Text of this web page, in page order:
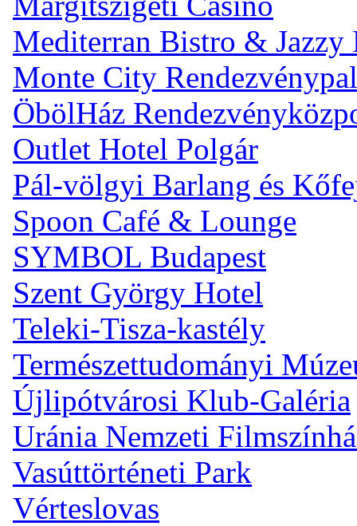
Mediterran Bistro & Jazzy
Monte City
ÖbölHáz
Outlet Hotel Polgár
Pál-völgyi Barlang és
Spoon Café & Lounge
SYMBOL Budapest
Szent György Hotel
Teleki-Tisza-kastély
Természettudományi
Újlipótvárosi Klub-Galéria
Uránia Nemzeti
Vasúttörténeti Park
Vérteslovas